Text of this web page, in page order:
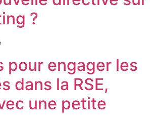
?
pour engager les
dans la RSE,
une petite